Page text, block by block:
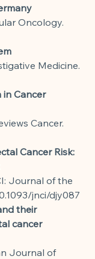
Oncology.
Medicine.
in Cancer
Cancer.
Cancer Risk:
Journal of the
jnci/djy087
their
cancer
Journal of